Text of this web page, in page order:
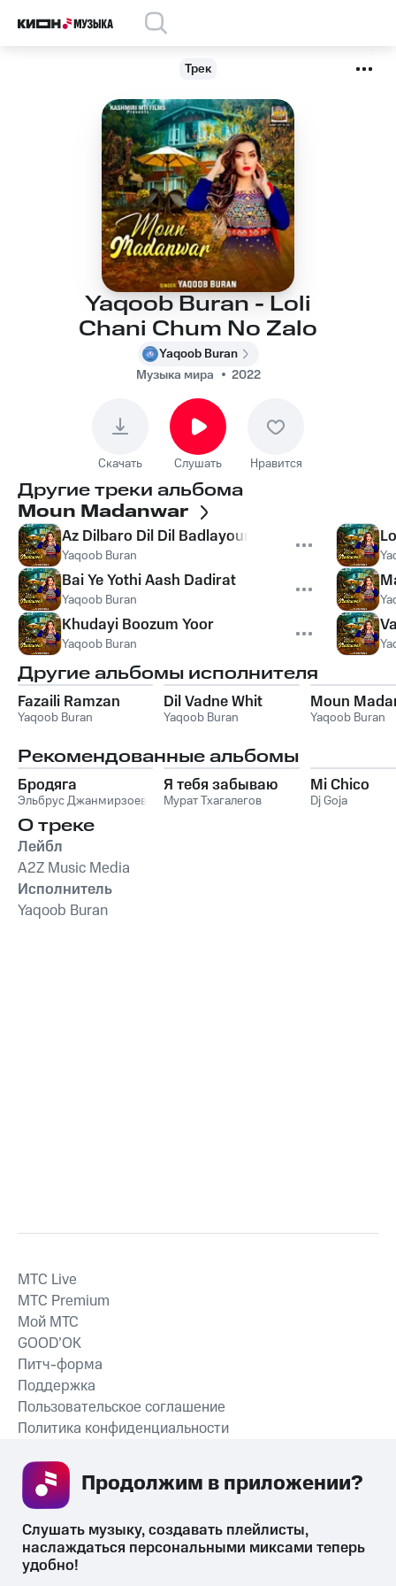
Трек
Yaqoob Buran - Loli
Chani Chum No Zalo
Yaqoob Buran
Музыка мира
2022
Скачать Слушать Нравится
Другие треки альбома
Moun Madanwar
Az Dilbaro Dil Dil Badlayoun
Yaqoob Buran
Bai Ye Yothi Aash Dadirat
Yaqoob Buran
Khudayi Boozum Yoor
Yaqoob Buran
Другие альбомы исполнителя
Fazaili Ramzan
Yaqoob Buran
Dil Vadne Whit
Yaqoob Buran
Moun
Yaqoob Buran
Рекомендованные альбомы
Бродяга
Эльбрус Джанмирзоев
Я тебя забываю
Мурат Тхагалегов
Mi Chico
Dj Goja
О треке
Лейбл
A2Z Music Media
Исполнитель
Yaqoob Buran
СКАЧАТЬ ПРИЛОЖЕНИЕ
MTС Live
MTС Premium
Мой МТС
GOOD’OK
Питч-форма
Поддержка
Пользовательское соглашение
Политика конфиденциальности
Слушать музыку, создавать плейлисты,
наслаждаться персональными миксами теперь
удобно!